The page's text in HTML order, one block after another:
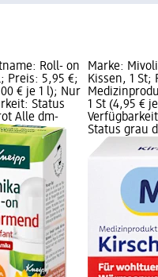
Roll- on
Preis: 5,95 €;
€ je 1 l); Nur
Status
Alle dm-
Marke:
Kissen, 1 St;
1 St (4,95 €
Status grau